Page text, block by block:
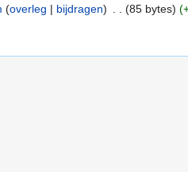
(overleg | bijdragen) (85 bytes)